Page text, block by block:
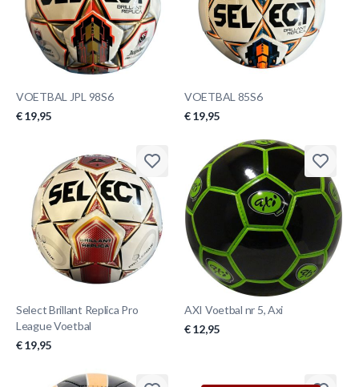
VOETBAL JPL 98S6
€ 19,95
VOETBAL 85S6
€ 19,95
Select Brillant Replica Pro
League Voetbal
€ 19,95
AXI Voetbal nr 5, Axi
€ 12,95